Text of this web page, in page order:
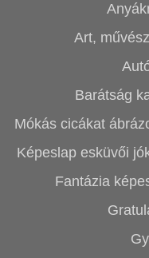
Art,
Barátság
Mókás cicákat
Képeslap esküvői
Fantázia